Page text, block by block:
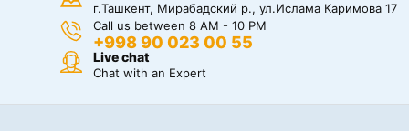
г.Ташкент, Мирабадский р., ул.Ислама Каримова 17
Call us between 8 AM - 10 PM
+998 90 023 00 55
Live chat
Chat with an Expert